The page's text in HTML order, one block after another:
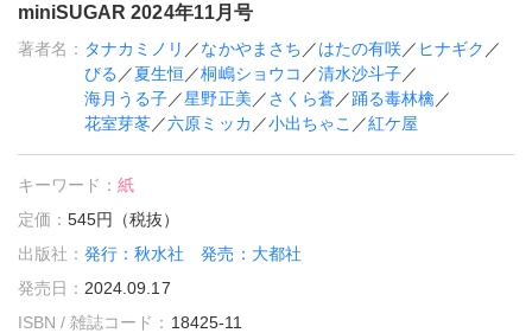
miniSUGAR 2024年11月号
著者名： タナカミノリ ／なかやまさち ／はたの有咲／ ヒナギク ／
びる ／夏生恒 ／桐嶋ショウコ ／清水沙斗子／
海月うる子／星野正美 ／さくら蒼／踊る毒林檎／
花室芽苳／六原ミッカ ／小出ちゃこ ／紅ケ屋
キーワード：紙
定価：545円（税抜）
出版社：発行：秋水社 発売：大都社
発売日： 2024.09.17
ISBN / 雑誌コード： 18425-11